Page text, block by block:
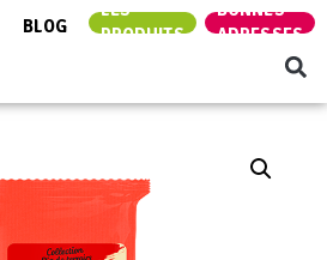
BLOG
LES
PRODUITS
BONNES
ADRESSES